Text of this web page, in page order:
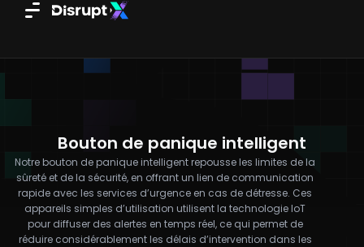
Bouton de panique intelligent
Notre bouton de panique intelligent repousse les limites de la
sûreté et de la sécurité, en offrant un lien de communication
rapide avec les services d’urgence en cas de détresse. Ces
appareils simples d’utilisation utilisent la technologie IoT
pour diffuser des alertes en temps réel, ce qui permet de
réduire considérablement les délais d’intervention dans les